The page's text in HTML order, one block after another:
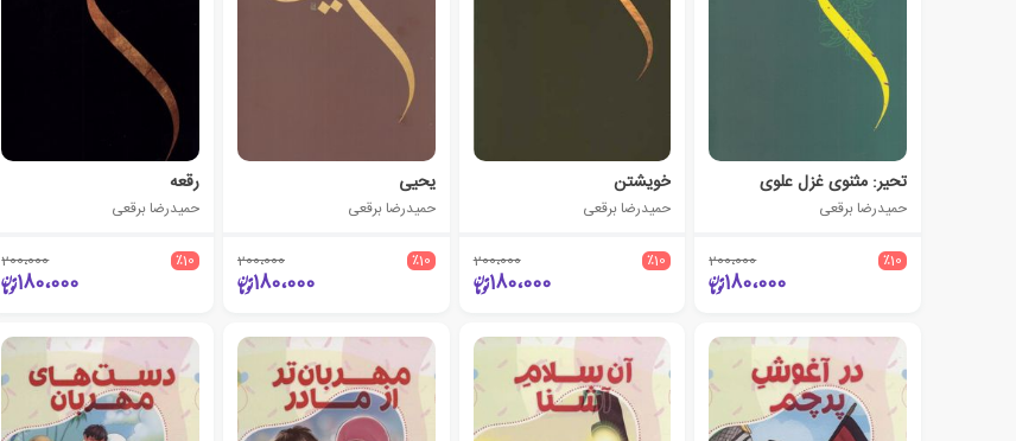
تحیر: مثنوی غزل علوی‮
حمیدرضا برقعی
٪10 200،000
180،000
خویشتن
حمیدرضا برقعی
٪10 200،000
180،000
یحیی
حمیدرضا برقعی
٪10 200،000
180،000
رقعه
حمیدرضا برقعی
٪10 200،000
180،000